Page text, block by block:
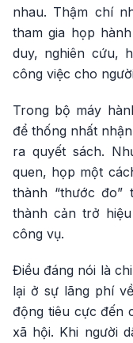
nhau. Thậm chí
tham gia họp
duy, nghiên cứu,
công việc cho
Trong bộ máy
để thống nhất
ra quyết sách.
quen, họp một
thành “thước
thành cản trở
công vụ.
Điều đáng nói là
lại ở sự lãng phí
động tiêu cực đến
xã hội. Khi người